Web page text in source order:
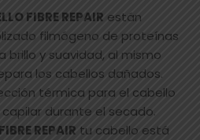
FIBRE REPAIR están
filmógeno de proteínas
brillo y suavidad, al mismo
los cabellos dañados.
térmica para el cabello
durante el secado.
REPAIR tu cabello está